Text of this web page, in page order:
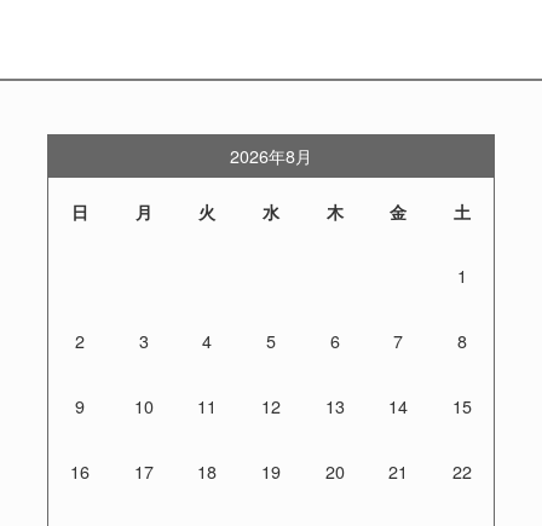
2026年8月
日 月 火 水 木 金 土
1
2 3 4 5 6 7 8
9 10 11 12 13 14 15
16 17 18 19 20 21 22